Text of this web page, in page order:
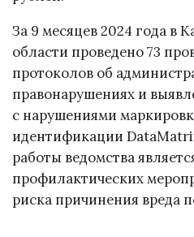
За 9 месяцев 2024 года в
области проведено 73
протоколов об
правонарушениях и
с нарушениями
идентификации
работы ведомства
профилактических
риска причинения вреда